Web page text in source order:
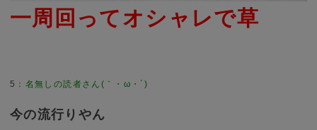
一周回ってオシャレで草
5
今の流行りやん